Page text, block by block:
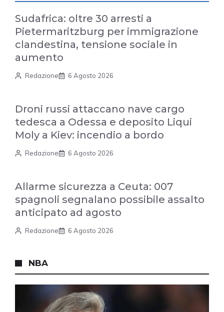
Sudafrica: oltre 30 arresti a
Pietermaritzburg per immigrazione
clandestina, tensione sociale in
aumento
Redazione 6 Agosto 2026
Droni russi attaccano nave cargo
tedesca a Odessa e deposito Liqui
Moly a Kiev: incendio a bordo
Redazione 6 Agosto 2026
Allarme sicurezza a Ceuta: 007
spagnoli segnalano possibile assalto
anticipato ad agosto
Redazione 6 Agosto 2026
NBA